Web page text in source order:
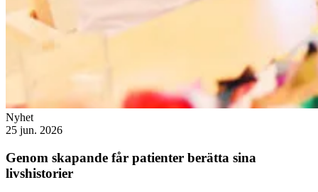
Nyhet
25 jun. 2026
Genom skapande får patienter berätta sina
livshistorier